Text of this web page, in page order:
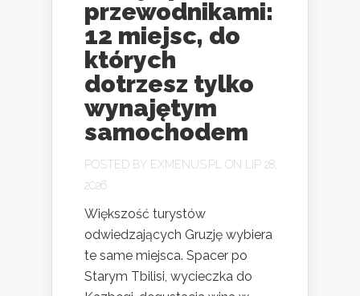
przewodnikami:
12 miejsc, do
których
dotrzesz tylko
wynajętym
samochodem
POSTED BY EXMENUS.PL
ON LIP 28,
2026
Większość turystów
odwiedzających Gruzję wybiera
te same miejsca. Spacer po
Starym Tbilisi, wycieczka do